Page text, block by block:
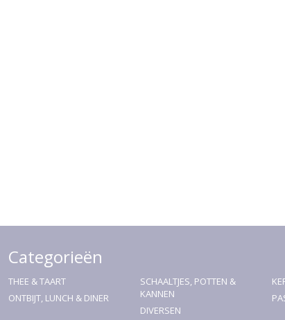
Categorieën
THEE & TAART
ONTBIJT, LUNCH & DINER
SCHAALTJES, POTTEN &
KANNEN
DIVERSEN